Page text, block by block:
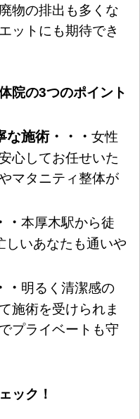
物の排出も多くな
ットにも期待でき
院の3つのポイント
施術・・・ 女性
心してお任せいた
マタニティ整体が
本厚木駅から徒
しいあなたも通いや
明るく清潔感の
施術を受けられま
プライベートも守
ック！